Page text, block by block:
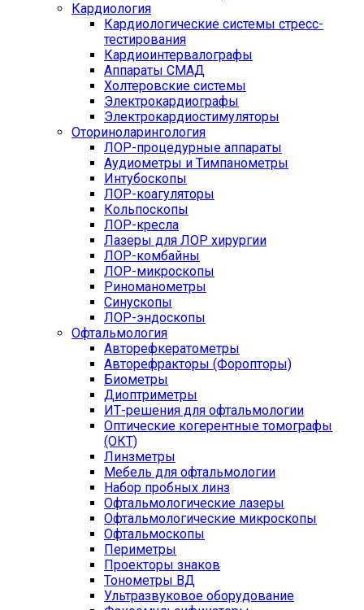
Кардиология
Кардиологические системы стресс-
тестирования
Кардиоинтервалографы
Аппараты СМАД
Холтеровские системы
Электрокардиографы
Электрокардиостимуляторы
Оториноларингология
ЛОР-процедурные аппараты
Аудиометры и Тимпанометры
Интубоскопы
ЛОР-коагуляторы
Кольпоскопы
ЛОР-кресла
Лазеры для ЛОР хирургии
ЛОР-комбайны
ЛОР-микроскопы
Риноманометры
Синускопы
ЛОР-эндоскопы
Офтальмология
Авторефкератометры
Авторефракторы (Форопторы)
Биометры
Диоптриметры
ИТ-решения для офтальмологии
Оптические когерентные томографы
(ОКТ)
Линзметры
Мебель для офтальмологии
Набор пробных линз
Офтальмологические лазеры
Офтальмологические микроскопы
Офтальмоскопы
Периметры
Проекторы знаков
Тонометры ВД
Ультразвуковое оборудование